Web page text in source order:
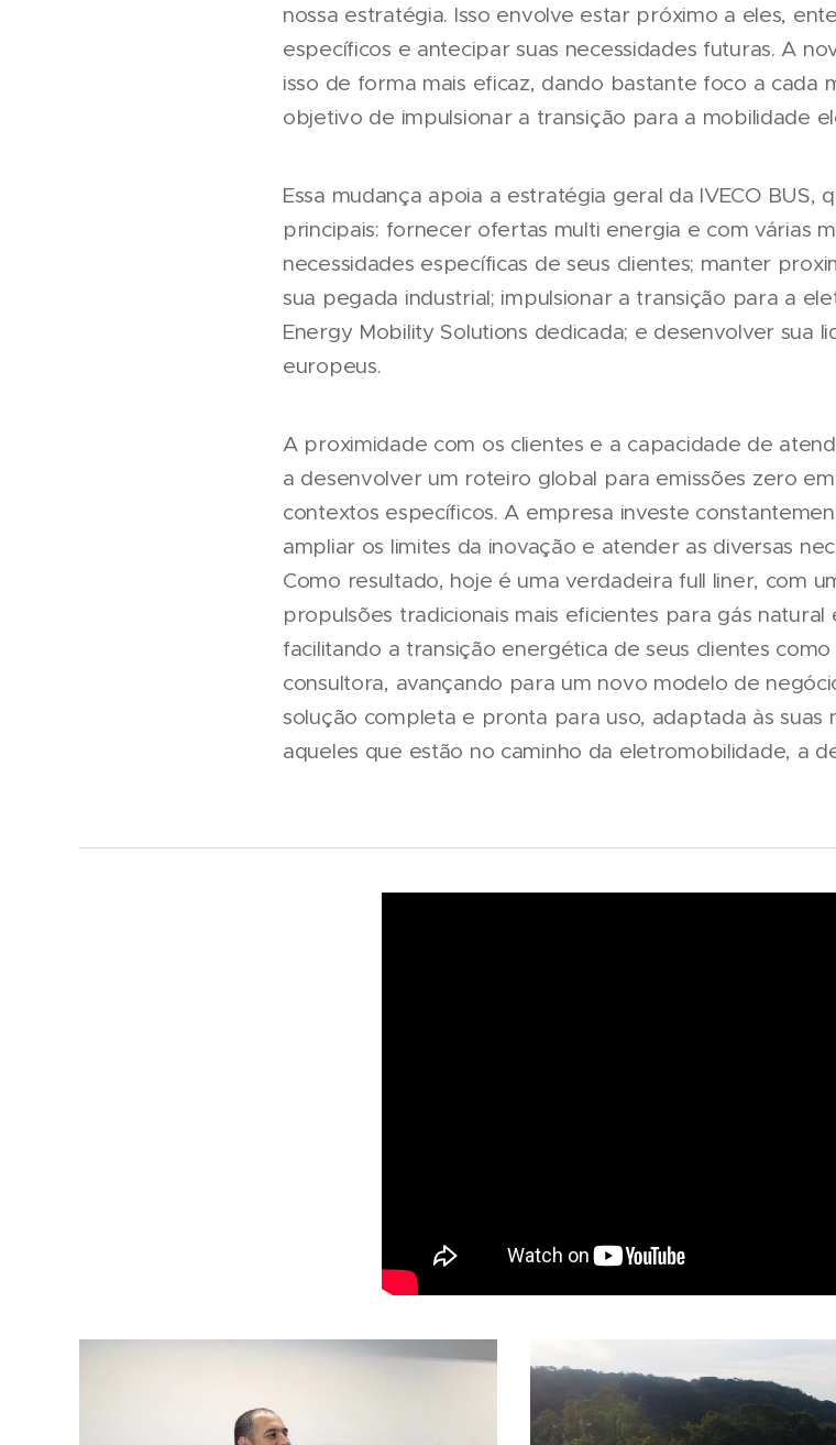
nossa estratégia. Isso envolve estar próximo a eles,
específicos e antecipar suas necessidades futuras. A
isso de forma mais eficaz, dando bastante foco a cada
objetivo de impulsionar a transição para a mobilidade
Essa mudança apoia a estratégia geral da IVECO BUS,
principais: fornecer ofertas multi energia e com várias
necessidades específicas de seus clientes; manter
sua pegada industrial; impulsionar a transição para a
Energy Mobility Solutions dedicada; e desenvolver sua
europeus.
A proximidade com os clientes e a capacidade de
a desenvolver um roteiro global para emissões zero
contextos específicos. A empresa investe
ampliar os limites da inovação e atender as diversas
Como resultado, hoje é uma verdadeira full liner, com
propulsões tradicionais mais eficientes para gás
facilitando a transição energética de seus clientes
consultora, avançando para um novo modelo de
solução completa e pronta para uso, adaptada às suas
aqueles que estão no caminho da eletromobilidade, a